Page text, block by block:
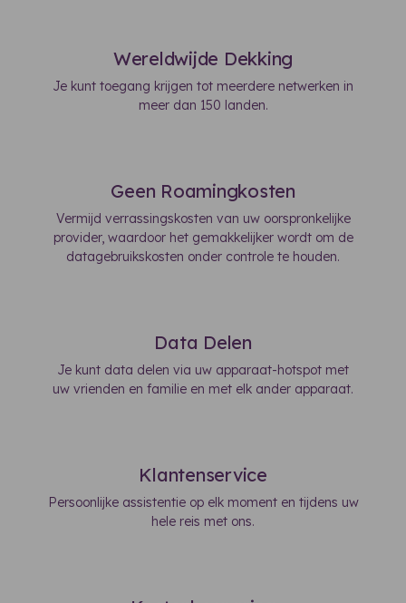
Wereldwijde Dekking
Je kunt toegang krijgen tot meerdere netwerken in
meer dan 150 landen.
Geen Roamingkosten
Vermijd verrassingskosten van uw oorspronkelijke
provider, waardoor het gemakkelijker wordt om de
datagebruikskosten onder controle te houden.
Data Delen
Je kunt data delen via uw apparaat-hotspot met
uw vrienden en familie en met elk ander apparaat.
Klantenservice
Persoonlijke assistentie op elk moment en tijdens uw
hele reis met ons.